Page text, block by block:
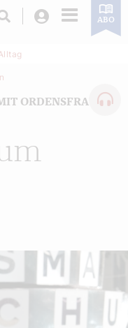
Login ABO
ORDENSFRAU